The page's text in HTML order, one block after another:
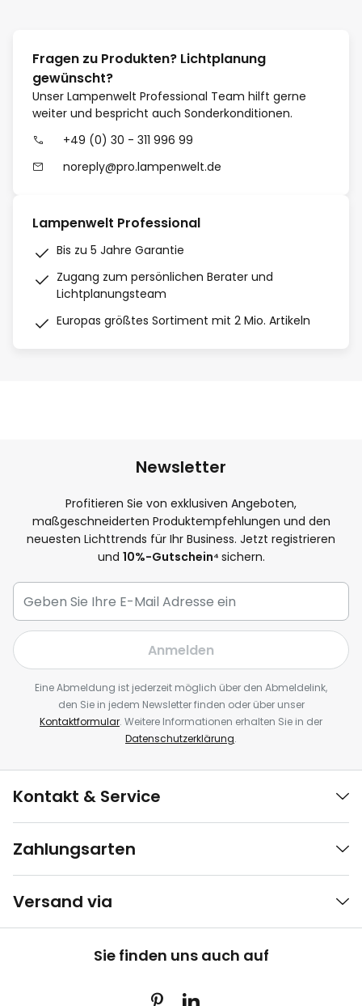
Fragen zu Produkten? Lichtplanung
gewünscht?
Unser Lampenwelt Professional Team hilft gerne
weiter und bespricht auch Sonderkonditionen.
+49 (0) 30 - 311 996 99
noreply@pro.lampenwelt.de
Lampenwelt Professional
Bis zu 5 Jahre Garantie
Zugang zum persönlichen Berater und
Lichtplanungsteam
Europas größtes Sortiment mit 2 Mio. Artikeln
Newsletter
Profitieren Sie von exklusiven Angeboten,
maßgeschneiderten Produktempfehlungen und den
neuesten Lichttrends für Ihr Business. Jetzt registrieren
und 10%-Gutschein⁴ sichern.
Anmelden
Eine Abmeldung ist jederzeit möglich über den Abmeldelink,
den Sie in jedem Newsletter finden oder über unser
Kontaktformular. Weitere Informationen erhalten Sie in der
Datenschutzerklärung.
Kontakt & Service
Zahlungsarten
Versand via
Sie finden uns auch auf